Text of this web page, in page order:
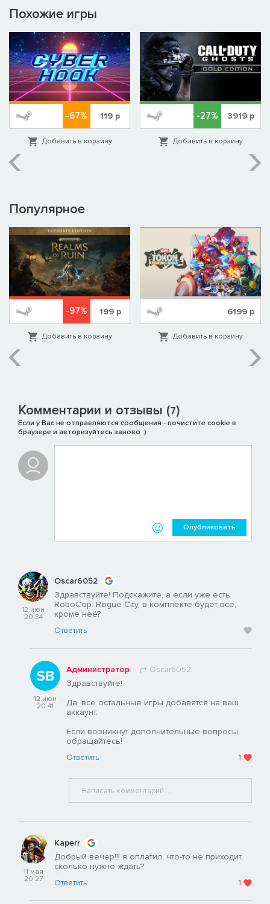
Похожие игры
-67% 119 р
Добавить в корзину
-27% 3919 р
Добавить в корзину
Популярное
-97% 199р
Добавить в корзину
6199 р
Добавить в корзину
Комментарии и отзывы (7)
Если у Вас не отправляются сообщения - почистите cookie в
браузере и авторизуйтесь заново :)
Опубликовать
12 июн
20:34
Oscar6052
Здравствуйте! Подскажите, а если уже есть
RoboCop: Rogue City, в комплекте будет все,
кроме неё?
Ответить
12 июн
20:41
Администратор Oscar6052
Здравствуйте!
Да, все остальные игры добавятся на ваш
аккаунт.
Если возникнут дополнительные вопросы,
обращайтесь!
Ответить 1
11 мая
20:27
Kaperr
Добрый вечер!!! я оплатил, что-то не приходит,
сколько нужно ждать?
Ответить 1